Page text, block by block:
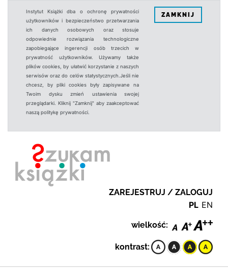
Instytut Książki dba o ochronę prywatności
użytkowników i bezpieczeństwo przetwarzania
ich danych osobowych oraz stosuje
odpowiednie rozwiązania technologiczne
zapobiegające ingerencji osób trzecich w
prywatność użytkowników. Używamy także
plików cookies, by ułatwić korzystanie z naszych
serwisów oraz do celów statystycznych.Jeśli nie
chcesz, by pliki cookies były zapisywane na
Twoim dysku zmień ustawienia swojej
przeglądarki. Kliknij "Zamknij" aby zaakceptować
naszą politykę prywatności.
ZAMKNIJ
ZAREJESTRUJ / ZALOGUJ
PL EN
wielkość:
kontrast: